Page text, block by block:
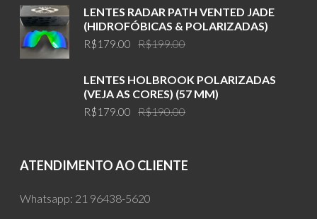
was:
R$199.00.
is:
R$179.00.
LENTES RADAR PATH VENTED JADE
(HIDROFÓBICAS & POLARIZADAS)
R$199.00
was:
R$199.00.
R$179.00
is:
R$179.00.
LENTES HOLBROOK POLARIZADAS
(VEJA AS CORES) (57 MM)
R$190.00
R$190.00.
R$179.00
R$179.00.
ATENDIMENTO AO CLIENTE
Whatsapp: 21 96438-5620